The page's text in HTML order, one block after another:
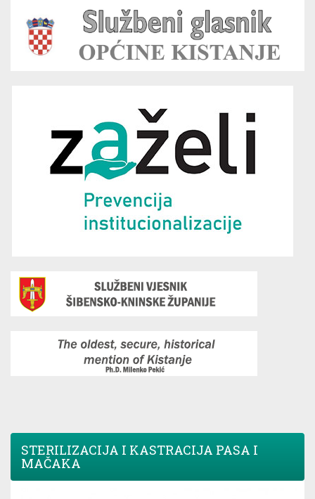
STERILIZACIJA I KASTRACIJA PASA I
MAČAKA